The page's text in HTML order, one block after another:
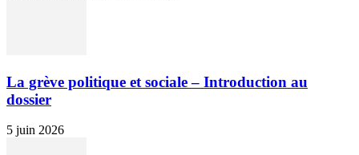
La grève politique et sociale – Introduction au
dossier
5 juin 2026